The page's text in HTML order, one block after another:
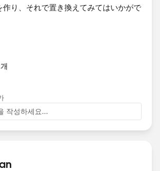
もいまいちわかりません。
できるかも、、、でも構いませんので
、店舗名の行をPoint_orderで1－4に複
理解しています。
いたします。​
作り、それで置き換えてみてはいかがで
ータを増殖させる手法（scaffolding）
リレーションシップがあるのでもう少し
작성하세요...